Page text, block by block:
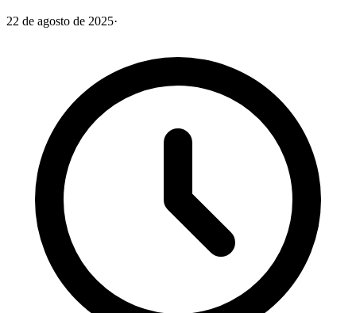
22 de agosto de 2025·